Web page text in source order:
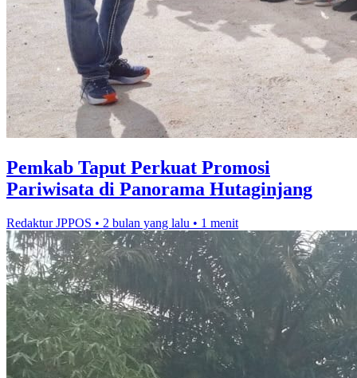
Pemkab Taput Perkuat Promosi
Pariwisata di Panorama Hutaginjang
Redaktur JPPOS • 2 bulan yang lalu • 1 menit